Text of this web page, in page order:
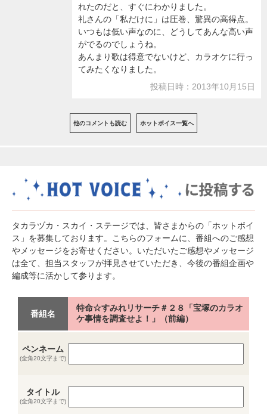
れたのだと、すぐにわかりました。
礼さんの「私だけに」は圧巻、驚異の高得点。
いつもは低い声なのに、どうしてあんな高い声
がでるのでしょうね。
あんまり歌は得意でないけど、カラオケに行っ
てみたくなりました。
投稿日時：2013年10月15日
他のコメントも読む ホットボイス一覧へ
タカラヅカ・スカイ・ステージでは、皆さまからの「ホットボイ
ス」を募集しております。こちらのフォームに、番組へのご感想
やメッセージをお寄せください。いただいたご感想やメッセージ
は全て、担当スタッフが拝見させていただき、今後の番組企画や
編成等に活かして参ります。
番組名
特命☆すみれリサーチ＃２８「宝塚のカラオ
ケ事情を調査せよ！」（前編）
ペンネーム
(全角20文字まで)
タイトル
(全角20文字まで)